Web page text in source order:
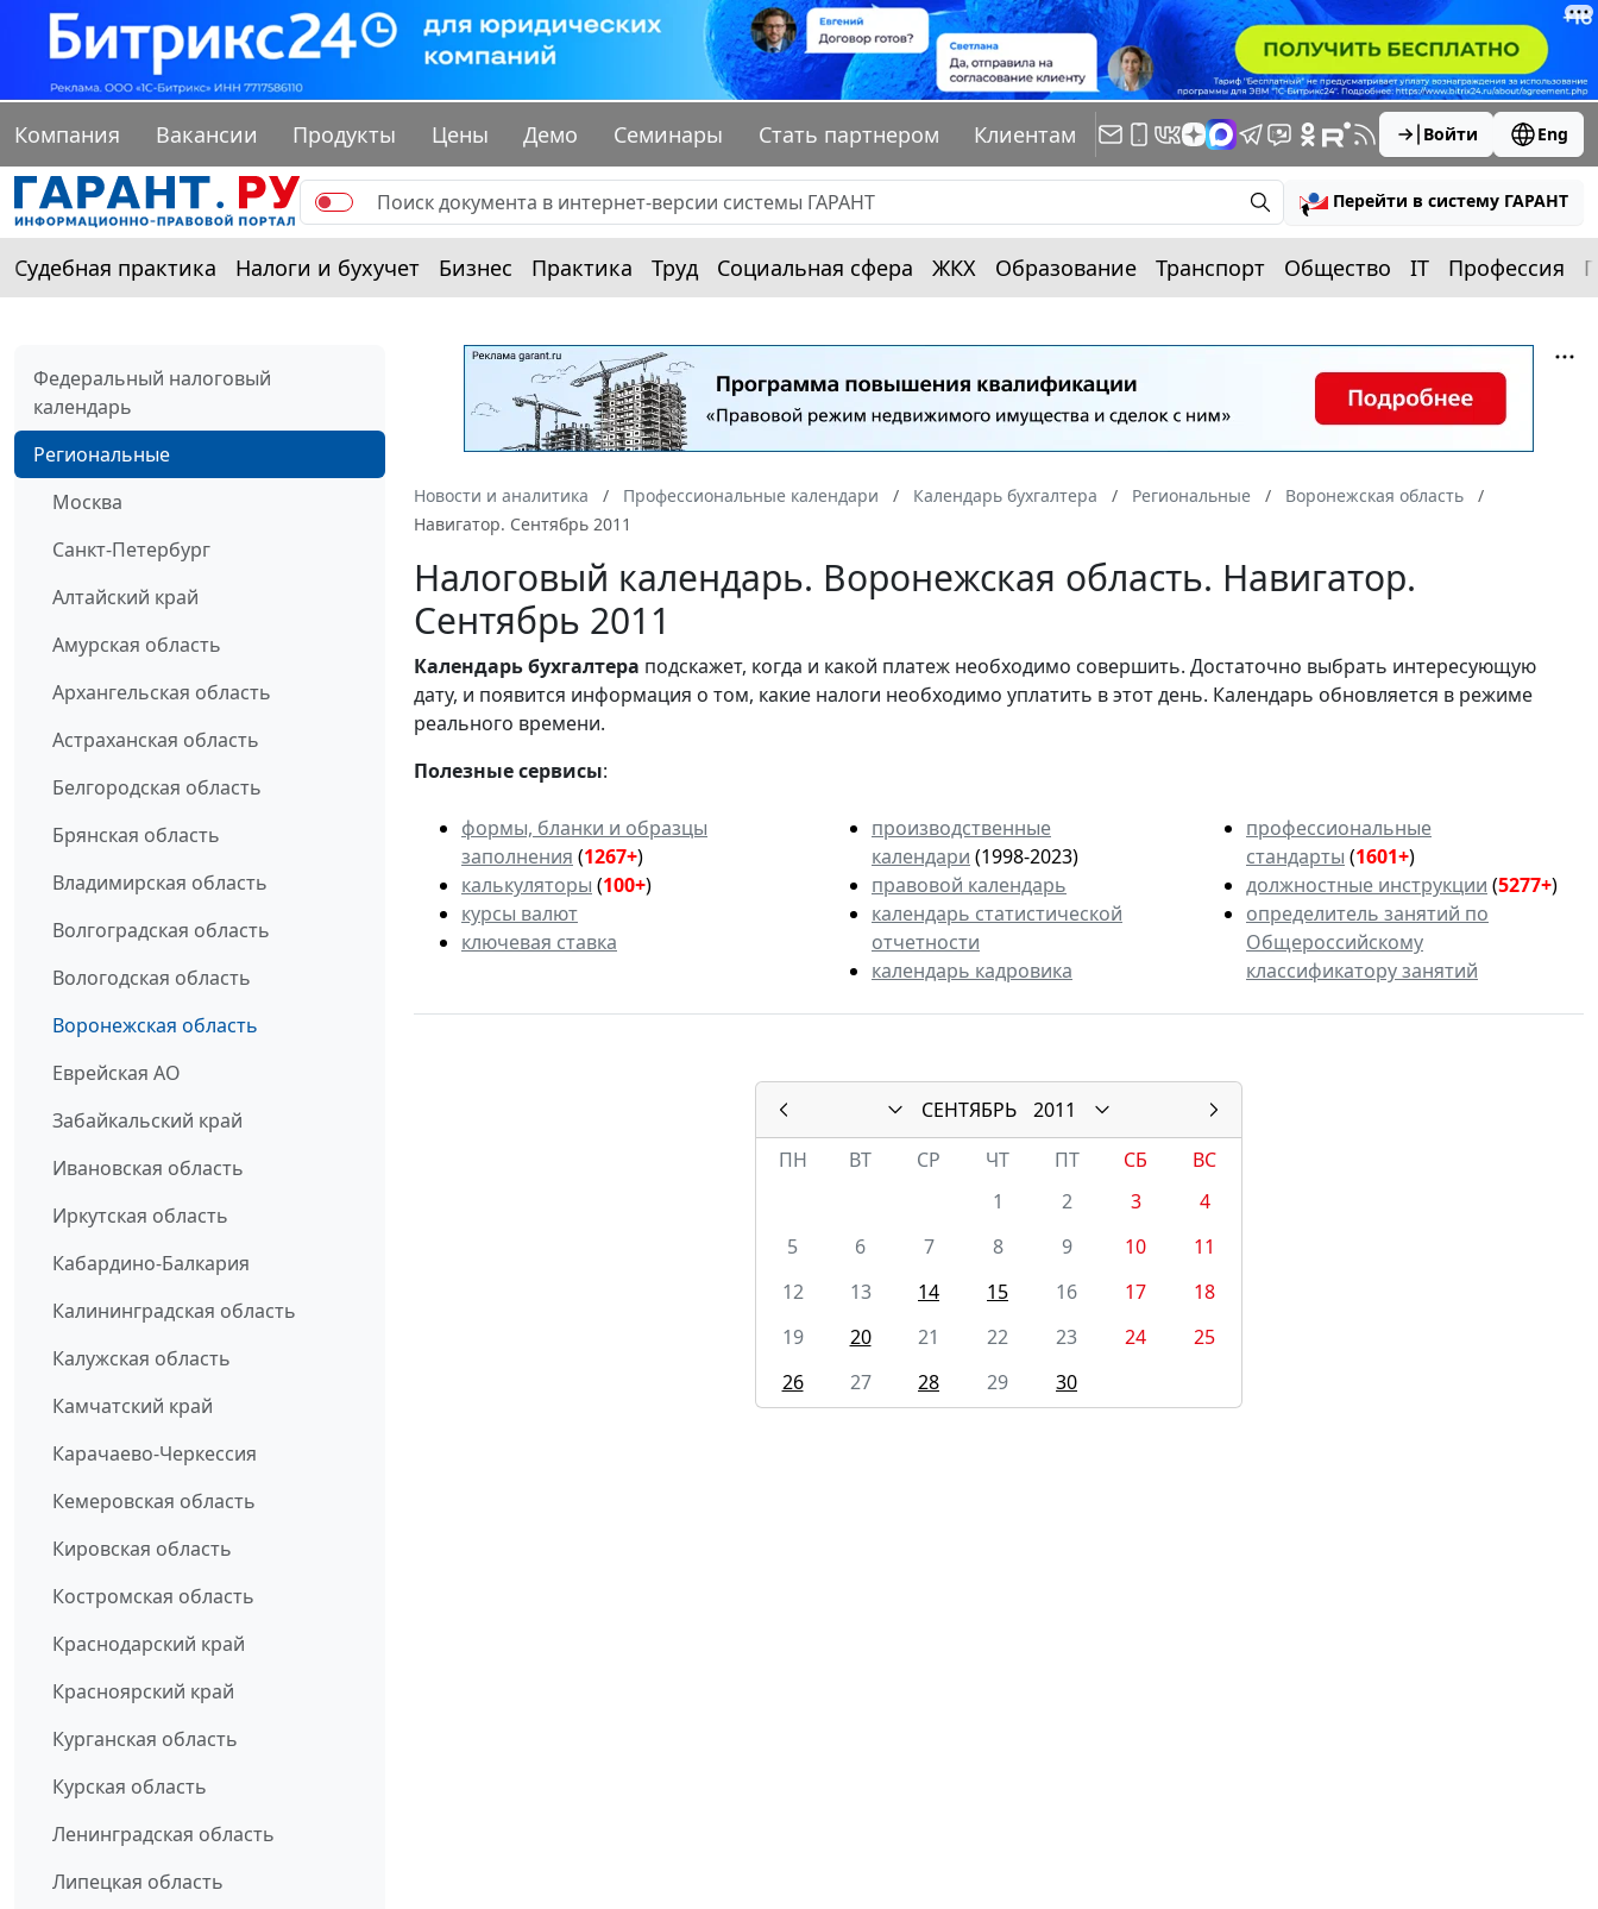
Компания Вакансии Продукты Цены Демо Семинары Стать партнером Клиентам Войти Eng
Перейти в систему ГАРАНТ
Судебная практика Налоги и бухучет Бизнес Практика Труд Социальная сфера ЖКХ Образование Транспорт Общество IT Профессия
Федеральный налоговый
календарь
Региональные
Москва
Санкт-Петербург
Алтайский край
Амурская область
Архангельская область
Астраханская область
Белгородская область
Брянская область
Владимирская область
Волгоградская область
Вологодская область
Воронежская область
Еврейская АО
Забайкальский край
Ивановская область
Иркутская область
Кабардино-Балкария
Калининградская область
Калужская область
Камчатский край
Карачаево-Черкессия
Кемеровская область
Кировская область
Костромская область
Краснодарский край
Красноярский край
Курганская область
Курская область
Ленинградская область
Липецкая область
Новости и аналитика Профессиональные календари Календарь бухгалтера Региональные
Воронежская область
Навигатор. Сентябрь 2011
Налоговый календарь. Воронежская область. Навигатор.
Сентябрь 2011
Календарьбухгалтера подскажет, когда и какой платеж необходимо совершить. Достаточно выбрать интересующую
дату, и появится информация о том, какие налоги необходимо уплатить в этот день. Календарь обновляется в режиме
реального времени.
Полезные сервисы:
формы, бланки и образцы
заполнения (1267+)
калькуляторы (100+)
курсы валют
ключевая ставка
производственные
календари (1998-2023)
правовой календарь
календарь статистической
отчетности
календарь кадровика
профессиональные
стандарты (1601+)
должностные инструкции (5277+)
определитель занятий по
Общероссийскому
классификатору занятий
СЕНТЯБРЬ
2011
ПН
ВТ СР ЧТ ПТ СБ
ВС
1
2 3
4
5
6 7 8 9 10
11
12
13 14 15 16 17
18
19
20 21 22 23 24
25
26
27 28 29 30